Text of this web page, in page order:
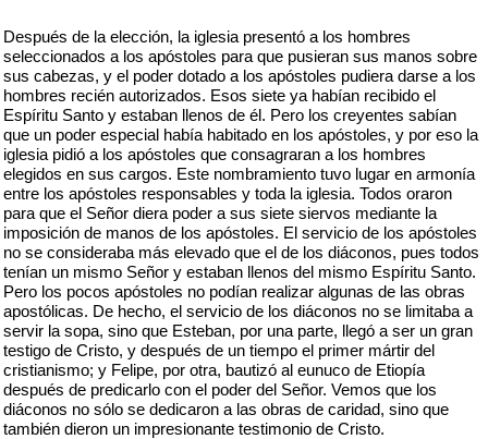
Después de la elección, la iglesia presentó a los hombres
seleccionados a los apóstoles para que pusieran sus manos sobre
sus cabezas, y el poder dotado a los apóstoles pudiera darse a los
hombres recién autorizados. Esos siete ya habían recibido el
Espíritu Santo y estaban llenos de él. Pero los creyentes sabían
que un poder especial había habitado en los apóstoles, y por eso la
iglesia pidió a los apóstoles que consagraran a los hombres
elegidos en sus cargos. Este nombramiento tuvo lugar en armonía
entre los apóstoles responsables y toda la iglesia. Todos oraron
para que el Señor diera poder a sus siete siervos mediante la
imposición de manos de los apóstoles. El servicio de los apóstoles
no se consideraba más elevado que el de los diáconos, pues todos
tenían un mismo Señor y estaban llenos del mismo Espíritu Santo.
Pero los pocos apóstoles no podían realizar algunas de las obras
apostólicas. De hecho, el servicio de los diáconos no se limitaba a
servir la sopa, sino que Esteban, por una parte, llegó a ser un gran
testigo de Cristo, y después de un tiempo el primer mártir del
cristianismo; y Felipe, por otra, bautizó al eunuco de Etiopía
después de predicarlo con el poder del Señor. Vemos que los
diáconos no sólo se dedicaron a las obras de caridad, sino que
también dieron un impresionante testimonio de Cristo.